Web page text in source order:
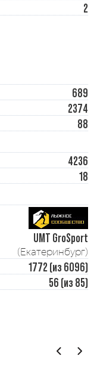
2
689
2374
88
4236
18
UMT GroSport
(Екатеринбург)
1772 (из 6096)
56 (из 85)